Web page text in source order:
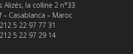
Alizés, la colline 2 n°33
– Casablanca – Maroc
5 22 97 77 31
5 22 97 29 14